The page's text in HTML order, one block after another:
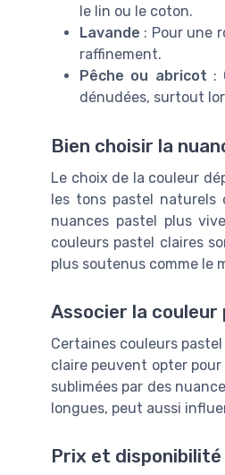
le lin ou le coton.
Lavande : Pour une
raffinement.
Pêche ou abricot :
dénudées, surtout
Bien choisir la
Le choix de la couleur
les tons pastel naturels
nuances pastel plus
couleurs pastel claires
plus soutenus comme le
Associer la
Certaines couleurs
claire peuvent opter
sublimées par des
longues, peut aussi
Prix et